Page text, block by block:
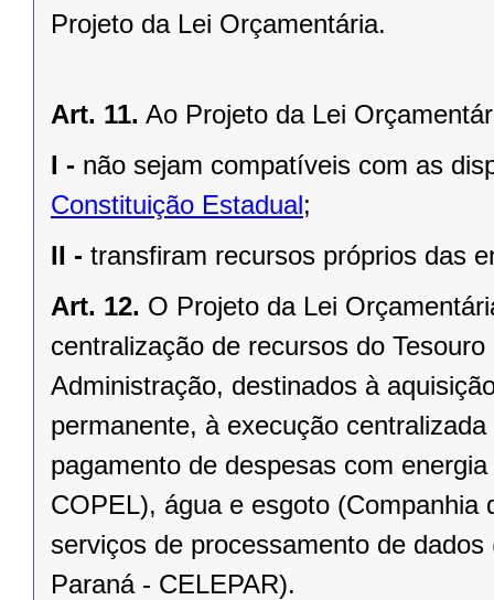
Projeto da Lei Orçamentária.
Art. 11. Ao Projeto da Lei
I - não sejam compatíveis com as
Constituição Estadual;
II - transfiram recursos próprios das
Art. 12. O Projeto da Lei
centralização de recursos do
Administração, destinados à
permanente, à execução
pagamento de despesas com
COPEL), água e esgoto
serviços de processamento de
Paraná - CELEPAR).